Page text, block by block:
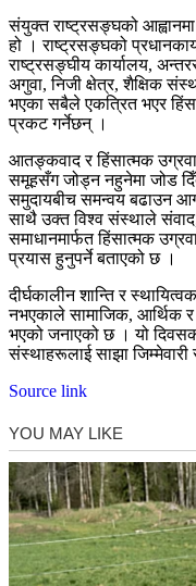
संयुक्त राष्ट्रसङ्घको
हो । राष्ट्रसङ्घको
राष्ट्रसङ्घीय कार्यालय,
अगुवा, निजी क्षेत्र, शैक्षिक
भएका सबैले एकत्रित भएर
प्रकट गर्नेछन् ।
आतङ्कवाद र हिंसात्मक
समूहसँग जोड्न नहुनेमा जोड
समुदायबीच समन्वय बढाउन
साथै उक्त विश्व संस्थाले
समाधानमार्फत हिंसात्मक
प्रयास हुनुपर्ने बताएको छ ।
दीर्घकालीन शान्ति र
नभएकाले सामाजिक, आर्थिक र
भएको जनाएको छ । यो
संस्थाहरूलाई साझा
Source link